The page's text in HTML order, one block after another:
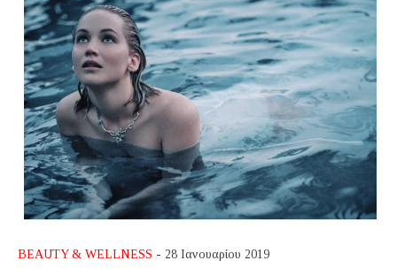
BEAUTY & WELLNESS - 28 Ιανουαρίου 2019